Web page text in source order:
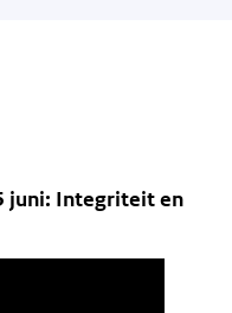
juni: Integriteit en